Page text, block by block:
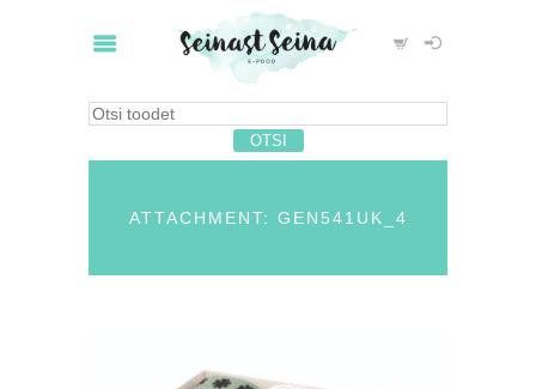
ATTACHMENT: GEN541UK_4